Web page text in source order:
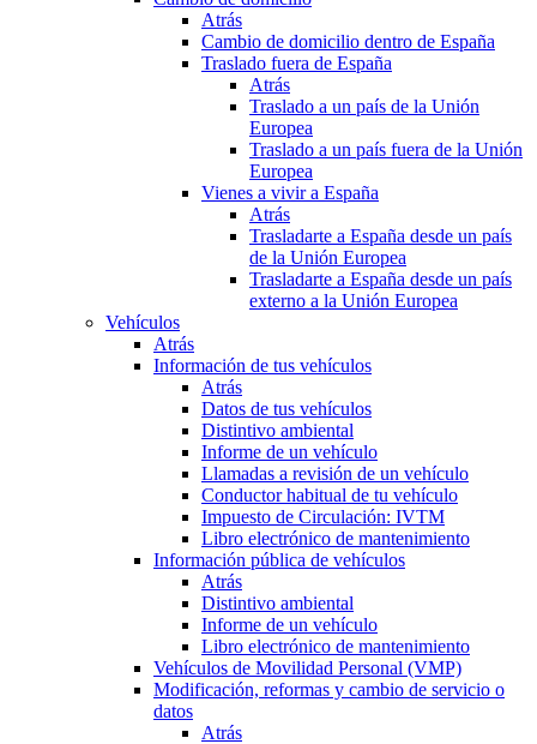
Atrás
Cambio de domicilio dentro de España
Traslado fuera de España
Atrás
Traslado a un país de la Unión
Europea
Traslado a un país fuera de la Unión
Europea
Vienes a vivir a España
Atrás
Trasladarte a España desde un país
de la Unión Europea
Trasladarte a España desde un país
externo a la Unión Europea
Vehículos
Atrás
Información de tus vehículos
Atrás
Datos de tus vehículos
Distintivo ambiental
Informe de un vehículo
Llamadas a revisión de un vehículo
Conductor habitual de tu vehículo
Impuesto de Circulación: IVTM
Libro electrónico de mantenimiento
Información pública de vehículos
Atrás
Distintivo ambiental
Informe de un vehículo
Libro electrónico de mantenimiento
Vehículos de Movilidad Personal (VMP)
Modificación, reformas y cambio de servicio o
datos
Atrás